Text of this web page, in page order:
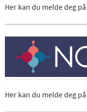
Her kan du melde deg på
Her kan du melde deg på